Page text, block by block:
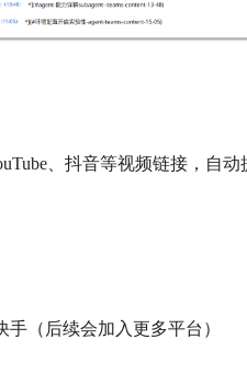
、抖音等视频链接，自
（后续会加入更多平台）